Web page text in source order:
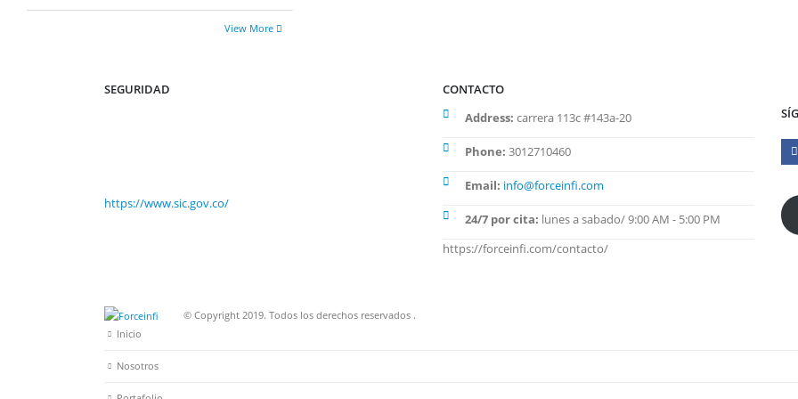
View More
SEGURIDAD
https://www.sic.gov.co/
CONTACTO
Address: carrera 113c #143a-20
Phone: 3012710460
Email: info@forceinfi.com
24/7 por cita: lunes a sabado/ 9:00 AM - 5:00 PM
https://forceinfi.com/contacto/
© Copyright 2019. Todos los derechos reservados .
Inicio
Nosotros